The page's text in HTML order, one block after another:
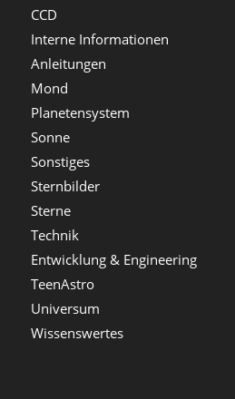
CCD
Interne Informationen
Anleitungen
Mond
Planetensystem
Sonne
Sonstiges
Sternbilder
Sterne
Technik
Entwicklung & Engineering
TeenAstro
Universum
Wissenswertes